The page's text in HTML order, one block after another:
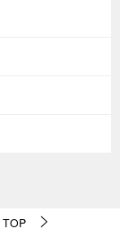
TOP